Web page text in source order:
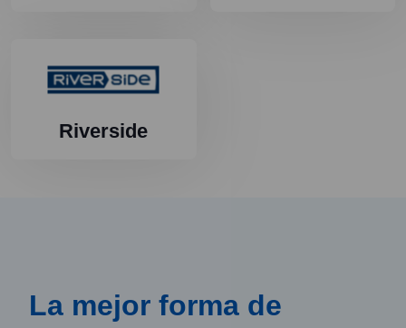
Riverside
La mejor forma de